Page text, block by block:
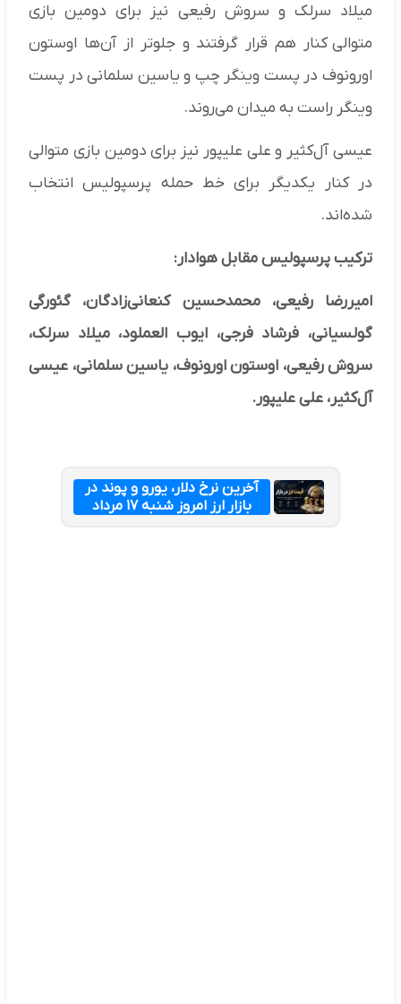
میلاد سرلک و سروش رفیعی نیز برای دومین بازی
متوالی کنار هم قرار گرفتند و جلوتر از آن‌ها اوستون
اورونوف در پست وینگر چپ و یاسین سلمانی در پست
وینگر راست به میدان می‌روند.
عیسی آل‌کثیر و علی علیپور نیز برای دومین بازی متوالی
در کنار یکدیگر برای خط حمله پرسپولیس انتخاب
شده‌اند.
ترکیب پرسپولیس مقابل هوادار:
امیررضا رفیعی، محمدحسین کنعانی‌زادگان، گئورگی
گولسیانی، فرشاد فرجی، ایوب العملود، میلاد سرلک،
سروش رفیعی، اوستون اورونوف، یاسین سلمانی، عیسی
آل‌کثیر، علی علیپور.
آخرین نرخ دلار، یورو و پوند در
بازار ارز امروز شنبه ۱۷ مرداد